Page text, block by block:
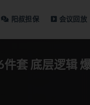
阳叔担保 会议回放
套 底层逻辑